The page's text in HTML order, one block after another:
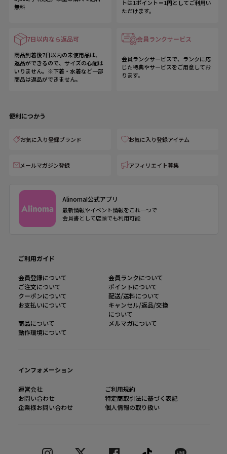
無料
トは1ポイント＝1円としてご利用い
ただけます。
7日以内なら返品可
商品到着後7日以内の未使用品は、
返品ができるので、サイズの心配は
いりません。※下着・水着など一部
商品は返品ができません。
会員ランクサービス
会員ランクサービスで、ランクに応
じた特典やサービスをご用意してお
ります。
便利につかう
お気に入り登録ブランド お気に入り登録アイテム
メールマガジン登録 アフィリエイト募集
AlinomaI公式アプリ
最新情報やイベント情報をこれ一つで
会員書として店頭でも利用可能
ご利用ガイド
会員登録について
会員ランクについて
ご注文について
ポイントについて
クーポンについて
配送/送料について
お支払いについて
キャンセル/返品/交換
について
商品について
メルマガについて
動作環境について
インフォメーション
運営会社
ご利用規約
お問い合わせ
特定商取引法に基づく表記
企業様お問い合わせ
個人情報の取り扱い